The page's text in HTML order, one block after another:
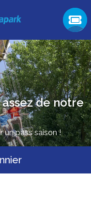
assez de notre
un pass saison !